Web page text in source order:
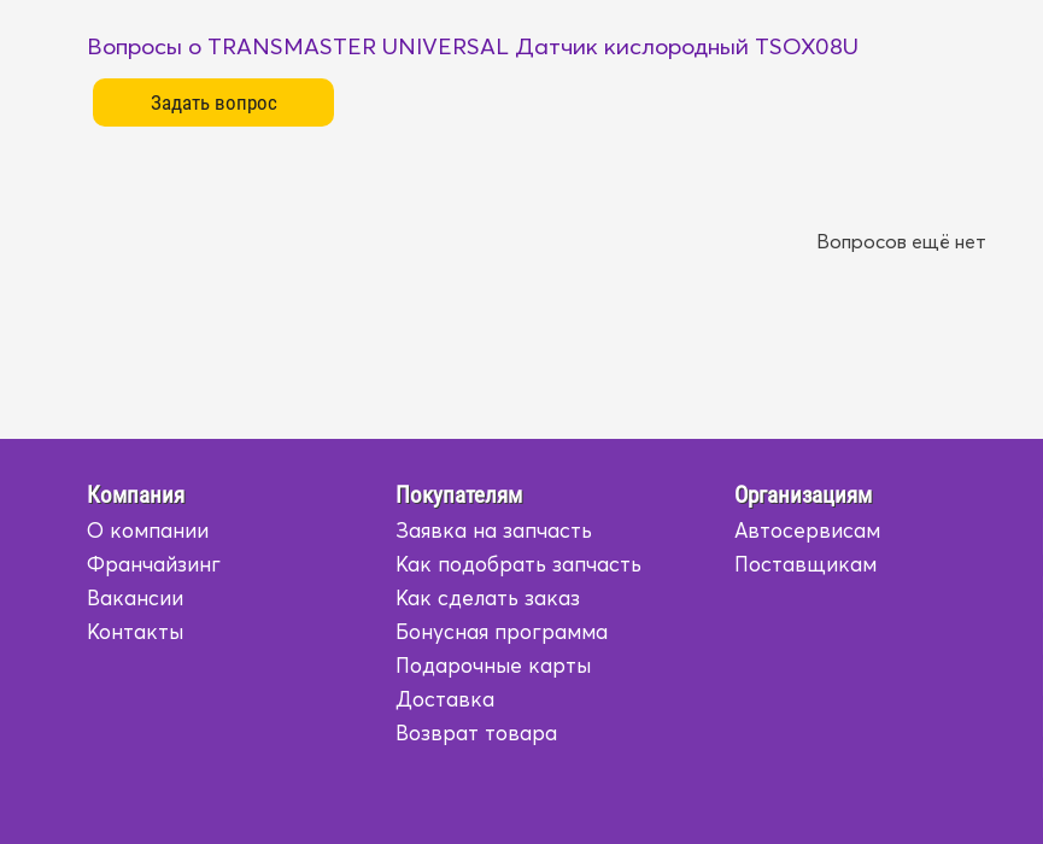
Вопросы о TRANSMASTER UNIVERSAL Датчик кислородный TSOX08U
Вопросов ещё нет
Компания
О компании
Франчайзинг
Вакансии
Контакты
Покупателям
Заявка на запчасть
Как подобрать запчасть
Как сделать заказ
Бонусная программа
Подарочные карты
Доставка
Возврат товара
Организациям
Автосервисам
Поставщикам